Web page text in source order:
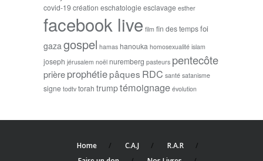
covid-19création eschatologieesclavage esther
facebook live film fin des tempsfoi
gazagospel hamas hanouka homosexualité islam
joseph jérusalem noël nuremberg pasteurs pentecôte
prièreprophétiepâques RDC santé satanisme
signe todtv torah trumptémoignage évolution
Home C.A.J
R.A.R